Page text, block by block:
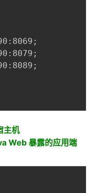
;
;
;
主机
Web 暴露的应用端